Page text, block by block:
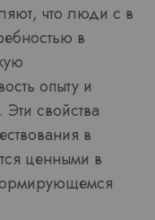
что люди с в
в
опыту и
свойства
в
ценными в